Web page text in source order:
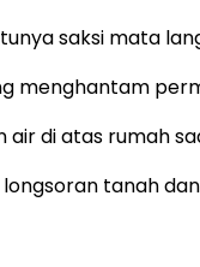
saksi mata
menghantam
di atas rumah
tanah